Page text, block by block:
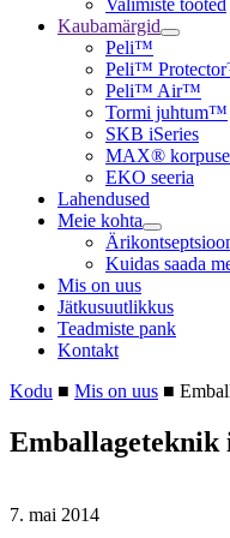
Valimiste tooted
Kaubamärgid
Peli™
Peli™
Peli™ Air™
Tormi juhtum™
SKB iSeries
MAX®
EKO seeria
Lahendused
Meie kohta
Kuidas saada
Mis on uus
Jätkusuutlikkus
Teadmiste pank
Kontakt
Kodu ■ Mis on uus ■
Emballageteknik
7. mai 2014